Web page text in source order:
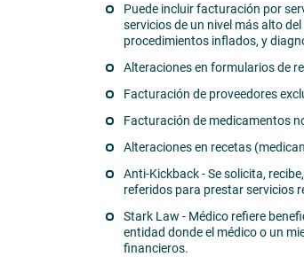
Puede incluir facturación por
servicios de un nivel más alto
procedimientos inflados, y
Alteraciones en formularios de
Facturación de proveedores
Facturación de medicamentos
Alteraciones en recetas
Anti-Kickback - Se solicita,
referidos para prestar servicios
Stark Law - Médico refiere
entidad donde el médico o un
financieros.